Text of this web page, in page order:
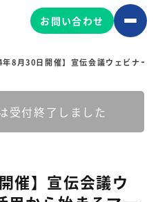
グ
MyFolio
お問い合わせ
年8月30日開催】宣伝会議ウェビナー
受付終了しました
催】宣伝会議ウ